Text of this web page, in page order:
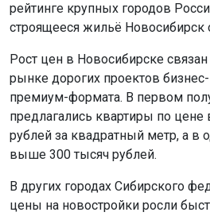
рейтинге крупных городов
строящееся жильё Новосибирск
Рост цен в Новосибирске
рынке дорогих проектов
премиум-формата. В первом
предлагались квартиры по
рублей за квадратный метр, а в
выше 300 тысяч рублей.
В других городах Сибирского
цены на новостройки росли